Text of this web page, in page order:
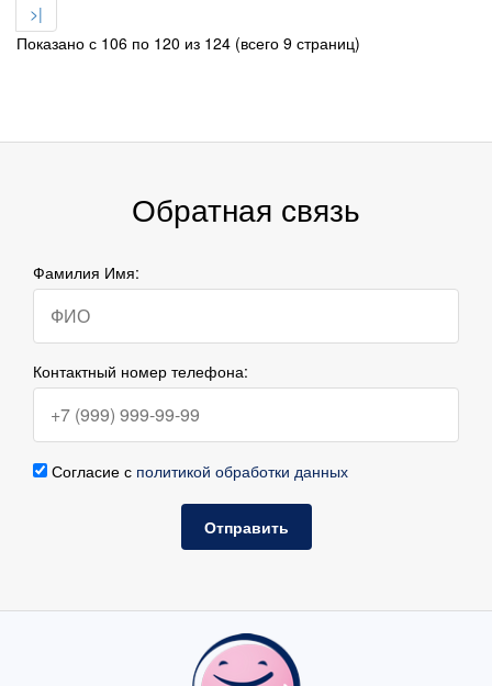
>|
Показано с 106 по 120 из 124 (всего 9 страниц)
Обратная связь
Фамилия Имя:
Контактный номер телефона:
Согласие с политикой обработки данных
Отправить